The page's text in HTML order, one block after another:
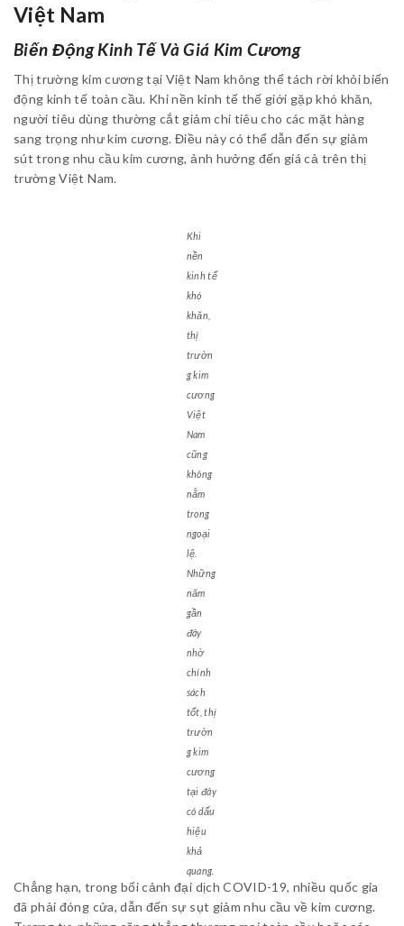
Việt Nam
Biến Động Kinh Tế Và Giá Kim Cương
Thị trường kim cương tại Việt Nam không thể tách rời khỏi biến
động kinh tế toàn cầu. Khi nền kinh tế thế giới gặp khó khăn,
người tiêu dùng thường cắt giảm chi tiêu cho các mặt hàng
sang trọng như kim cương. Điều này có thể dẫn đến sự giảm
sút trong nhu cầu kim cương, ảnh hưởng đến giá cả trên thị
trường Việt Nam.
Khi
nền
kinh tế
khó
khăn,
thị
trườn
g kim
cương
Việt
Nam
cũng
không
nằm
trong
ngoại
lệ.
Những
năm
gần
đây
nhờ
chính
sách
tốt, thị
trườn
g kim
cương
tại đây
có dấu
hiệu
khả
quang.
Chẳng hạn, trong bối cảnh đại dịch COVID-19, nhiều quốc gia
đã phải đóng cửa, dẫn đến sự sụt giảm nhu cầu về kim cương.